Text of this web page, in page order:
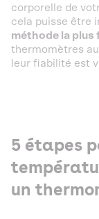
corporelle de
cela puisse être
méthode la plus
thermomètres
leur fiabilité est
5 étapes
un